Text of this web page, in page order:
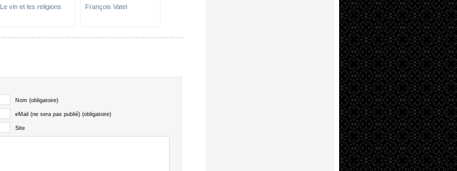
Le vin et les religions François Vatel
Nom (obligatoire)
eMail (ne sera pas publié) (obligatoire)
Site